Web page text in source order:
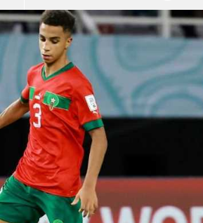
الدوري السعودي للمحترفين
دوري أبطال أوروبا
دوري أبطال إفريقيا
كل البطولات